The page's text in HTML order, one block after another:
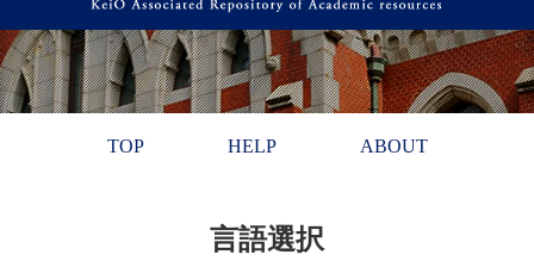
TOP HELP ABOUT
言語選択